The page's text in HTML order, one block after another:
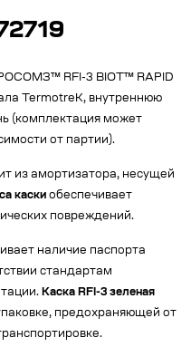
RFI-3 BIOT™ RAPID
TermotreK, внутреннюю
(комплектация может
от партии).
из амортизатора, несущей
каски обеспечивает
повреждений.
наличие паспорта
стандартам
Каска RFI-3 зеленая
предохраняющей от